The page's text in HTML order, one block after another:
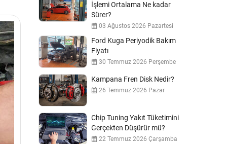
İşlemi Ortalama Ne kadar
Sürer?
03 Ağustos 2026 Pazartesi
Ford Kuga Periyodik Bakım
Fiyatı
30 Temmuz 2026 Perşembe
Kampana Fren Disk Nedir?
26 Temmuz 2026 Pazar
Chip Tuning Yakıt Tüketimini
Gerçekten Düşürür mü?
22 Temmuz 2026 Çarşamba